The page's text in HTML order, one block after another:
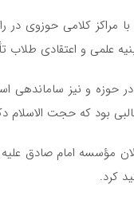
کلامی حوزوی در
علمی و اعتقادی طلاب
حوزه و نیز ساماندهی
بود که حجت الاسلام
مؤسسه امام صادق
کرد.